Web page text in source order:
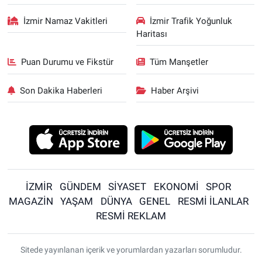
İzmir Namaz Vakitleri
İzmir Trafik Yoğunluk
Haritası
Puan Durumu ve Fikstür Tüm Manşetler
Son Dakika Haberleri Haber Arşivi
İZMİR GÜNDEM SİYASET EKONOMİ
SPOR
MAGAZİN
YAŞAM DÜNYA GENEL
RESMİ İLANLAR
RESMİ REKLAM
Sitede yayınlanan içerik ve yorumlardan yazarları sorumludur.